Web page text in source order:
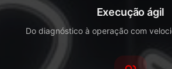
Execução ágil
Do diagnóstico à operação com